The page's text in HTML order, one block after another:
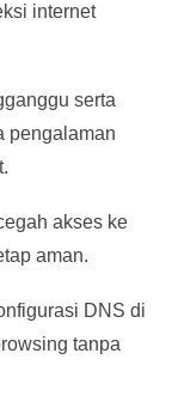
internet
serta
pengalaman
akses ke
aman.
DNS di
tanpa